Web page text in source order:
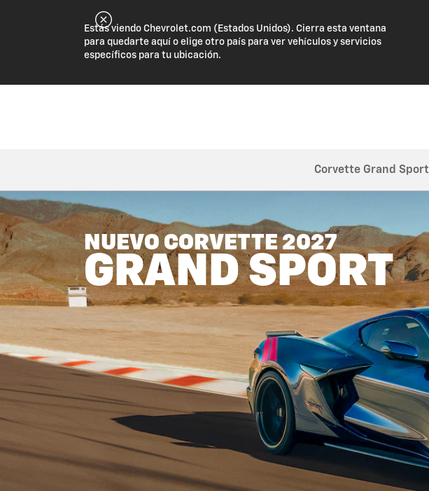
Estás viendo Chevrolet.com (Estados Unidos). Cierra esta ventana
para quedarte aquí o elige otro país para ver vehículos y servicios
específicos para tu ubicación.
Corvette Grand Sport
NUEVO CORVETTE 2027
GRAND SPORT